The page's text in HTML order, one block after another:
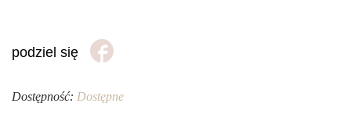
podziel się
Dostępność: Dostępne